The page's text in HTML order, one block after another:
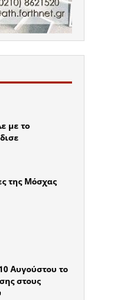
με το
της Μόσχας
Αυγούστου το
στους